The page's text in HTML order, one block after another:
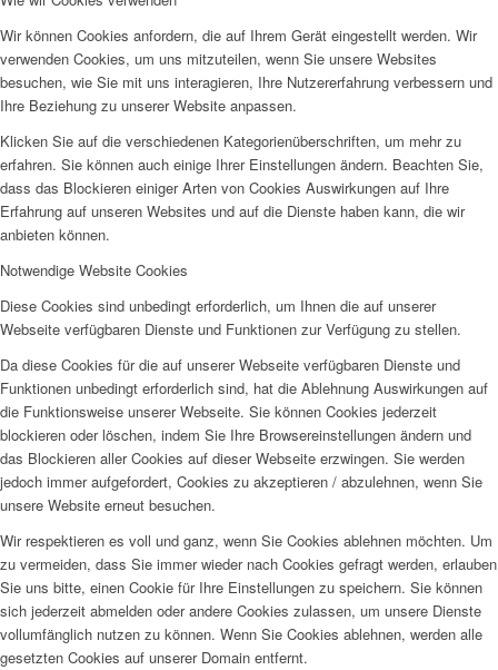
Wir können Cookies anfordern, die auf Ihrem Gerät eingestellt werden. Wir
verwenden Cookies, um uns mitzuteilen, wenn Sie unsere Websites
besuchen, wie Sie mit uns interagieren, Ihre Nutzererfahrung verbessern und
Ihre Beziehung zu unserer Website anpassen.
Klicken Sie auf die verschiedenen Kategorienüberschriften, um mehr zu
erfahren. Sie können auch einige Ihrer Einstellungen ändern. Beachten Sie,
dass das Blockieren einiger Arten von Cookies Auswirkungen auf Ihre
Erfahrung auf unseren Websites und auf die Dienste haben kann, die wir
anbieten können.
Notwendige Website Cookies
Diese Cookies sind unbedingt erforderlich, um Ihnen die auf unserer
Webseite verfügbaren Dienste und Funktionen zur Verfügung zu stellen.
Da diese Cookies für die auf unserer Webseite verfügbaren Dienste und
Funktionen unbedingt erforderlich sind, hat die Ablehnung Auswirkungen auf
die Funktionsweise unserer Webseite. Sie können Cookies jederzeit
blockieren oder löschen, indem Sie Ihre Browsereinstellungen ändern und
das Blockieren aller Cookies auf dieser Webseite erzwingen. Sie werden
jedoch immer aufgefordert, Cookies zu akzeptieren / abzulehnen, wenn Sie
unsere Website erneut besuchen.
Wir respektieren es voll und ganz, wenn Sie Cookies ablehnen möchten. Um
zu vermeiden, dass Sie immer wieder nach Cookies gefragt werden, erlauben
Sie uns bitte, einen Cookie für Ihre Einstellungen zu speichern. Sie können
sich jederzeit abmelden oder andere Cookies zulassen, um unsere Dienste
vollumfänglich nutzen zu können. Wenn Sie Cookies ablehnen, werden alle
gesetzten Cookies auf unserer Domain entfernt.